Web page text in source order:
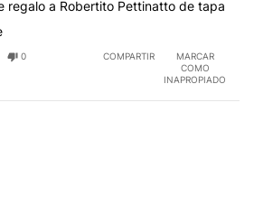
regalo a Robertito Pettinatto de tapa
0 COMPARTIR
MARCAR
COMO
INAPROPIADO